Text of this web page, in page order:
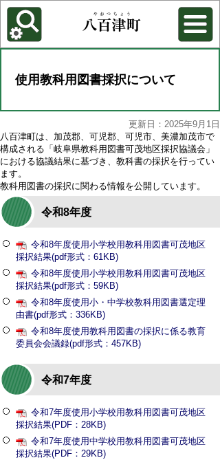
各種機能
背景色を変更する
使用教科用図書採択について
更新日：2025年9月1日
八百津町は、加茂郡、可児郡、可児市、美濃加茂市で
構成される「岐阜県教科用図書可茂地区採択協議会」
における協議結果に基づき、教科書の採択を行ってい
ます。
教科用図書の採択に関わる情報を公開しています。
令和8年度
令和8年度使用小学校用教科用図書可茂地区
採択結果(pdf形式：61KB)
令和8年度使用小学校用教科用図書可茂地区
採択結果(pdf形式：59KB)
令和8年度使用小・中学校教科用図書選定理
由書(pdf形式：336KB)
令和8年度使用教科用図書の採択に係る教育
委員会会議録(pdf形式：457KB)
令和7年度
令和7年度使用小学校用教科用図書可茂地区
採択結果(PDF：28KB)
令和7年度使用中学校用教科用図書可茂地区
採択結果(PDF：29KB)